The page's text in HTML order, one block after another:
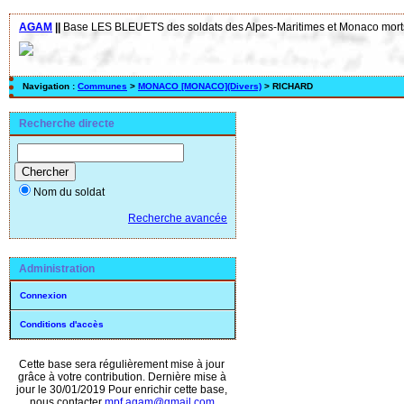
AGAM Base LES BLEUETS des soldats des Alpes-Maritimes et Monaco
Navigation : Communes > MONACO [MONACO](Divers) > RICHARD
Recherche directe
Nom du soldat
Recherche avancée
Administration
Connexion
Conditions d'accès
Cette base sera régulièrement mise à jour
grâce à votre contribution. Dernière mise à
jour le 30/01/2019 Pour enrichir cette base,